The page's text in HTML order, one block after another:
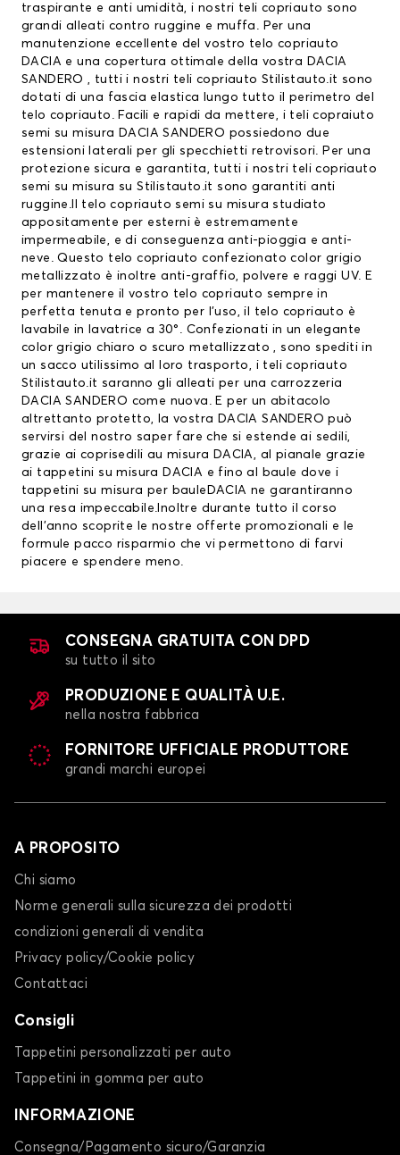
traspirante e anti umidità, i nostri teli copriauto sono
grandi alleati contro ruggine e muffa. Per una
manutenzione eccellente del vostro telo copriauto
DACIA e una copertura ottimale della vostra DACIA
SANDERO , tutti i nostri teli copriauto Stilistauto.it sono
dotati di una fascia elastica lungo tutto il perimetro del
telo copriauto. Facili e rapidi da mettere, i teli copraiuto
semi su misura DACIA SANDERO possiedono due
estensioni laterali per gli specchietti retrovisori. Per una
protezione sicura e garantita, tutti i nostri teli copriauto
semi su misura su Stilistauto.it sono garantiti anti
ruggine.Il telo copriauto semi su misura studiato
appositamente per esterni è estremamente
impermeabile, e di conseguenza anti-pioggia e anti-
neve. Questo telo copriauto confezionato color grigio
metallizzato è inoltre anti-graffio, polvere e raggi UV. E
per mantenere il vostro telo copriauto sempre in
perfetta tenuta e pronto per l’uso, il telo copriauto è
lavabile in lavatrice a 30°. Confezionati in un elegante
color grigio chiaro o scuro metallizzato , sono spediti in
un sacco utilissimo al loro trasporto, i teli copriauto
Stilistauto.it saranno gli alleati per una carrozzeria
DACIA SANDERO come nuova. E per un abitacolo
altrettanto protetto, la vostra DACIA SANDERO può
servirsi del nostro saper fare che si estende ai sedili,
grazie aicoprisedili au misura DACIA, al pianale grazie
ai tappetini su misura DACIA e fino al baule dove i
tappetini su misura per bauleDACIA ne garantiranno
una resa impeccabile.Inoltre durante tutto il corso
dell’anno scoprite le nostre offerte promozionali e le
formule pacco risparmio che vi permettono di farvi
piacere e spendere meno.
CONSEGNA GRATUITA CON DPD
su tutto il sito
PRODUZIONE E QUALITÀ U.E.
nella nostra fabbrica
FORNITORE UFFICIALE PRODUTTORE
grandi marchi europei
A PROPOSITO
Chi siamo
Norme generali sulla sicurezza dei prodotti
condizioni generali di vendita
Privacy policy/Cookie policy
Contattaci
Consigli
Tappetini personalizzati per auto
Tappetini in gomma per auto
INFORMAZIONE
Consegna/Pagamento sicuro/Garanzia